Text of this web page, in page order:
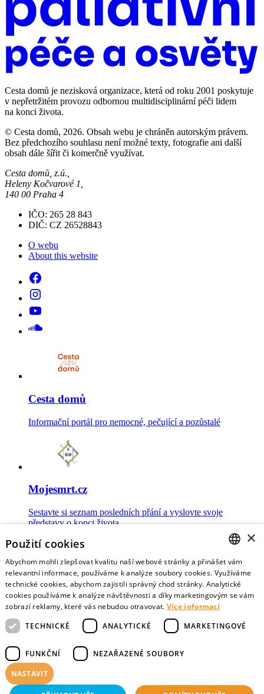
Cesta domů je nezisková organizace, která od roku 2001 poskytuje
v nepřetržitém provozu odbornou multidisciplinární péči lidem
na konci života.
© Cesta domů, 2026. Obsah webu je chráněn autorským právem.
Bez předchozího souhlasu není možné texty, fotografie ani další
obsah dále šířit či komerčně využívat.
Cesta domů, z.ú.,
Heleny Kočvarové 1,
140 00 Praha 4
IČO: 265 28 843
DIČ: CZ 26528843
O webu
About this website
Cesta domů
Informační portál pro nemocné, pečující a pozůstalé
Mojesmrt.cz
Sestavte si seznam posledních přání a vyslovte svoje
představy o konci života
Data o umírání
Nejnovější data o postojích veřejnosti a zdravotníků k umírání
Virtuální vzpomínky
CZECH
ENGLISH
×
Použití cookies
Abychom mohli zlepšovat kvalitu naší webové stránky a přinášet vám
relevantní informace, používáme k analýze soubory cookies. Využíváme
technické cookies, abychom zajistili správný chod stránky. Analytické
cookies používáme k analýze návštěvnosti a díky marketingovým se vám
zobrazí reklamy, které vás nebudou otravovat. Více informací
TECHNICKÉ
ANALYTICKÉ MARKETINGOVÉ
FUNKČNÍ NEZAŘAZENÉ SOUBORY
NASTAVIT